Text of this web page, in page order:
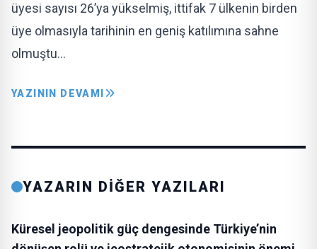
üyesi sayısı 26’ya yükselmiş, ittifak 7 ülkenin birden
üye olmasıyla tarihinin en geniş katılımına sahne
olmuştu…
YAZININ DEVAMI
YAZARIN DİĞER YAZILARI
Küresel jeopolitik güç dengesinde Türkiye’nin